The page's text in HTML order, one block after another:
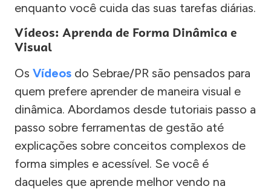
enquanto você cuida das suas tarefas diárias.
Vídeos: Aprenda de Forma Dinâmica e
Visual
Os Vídeos do Sebrae/PR são pensados para
quem prefere aprender de maneira visual e
dinâmica. Abordamos desde tutoriais passo a
passo sobre ferramentas de gestão até
explicações sobre conceitos complexos de
forma simples e acessível. Se você é
daqueles que aprende melhor vendo na